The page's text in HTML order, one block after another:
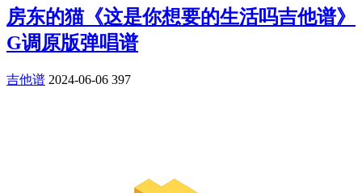
房东的猫《这是你想要的生活吗吉他谱》
G调原版弹唱谱
吉他谱 2024-06-06 397